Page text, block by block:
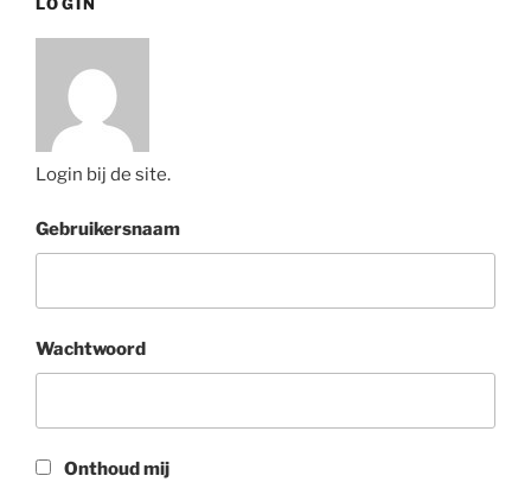
LOGIN
Login bij de site.
Gebruikersnaam
Wachtwoord
Onthoud mij